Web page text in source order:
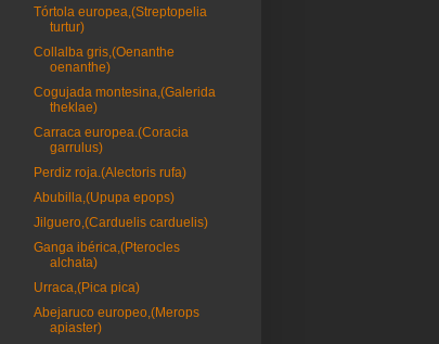
Tórtola europea,(Streptopelia
turtur)
Collalba gris,(Oenanthe
oenanthe)
Cogujada montesina,(Galerida
theklae)
Carraca europea.(Coracia
garrulus)
Perdiz roja.(Alectoris rufa)
Abubilla,(Upupa epops)
Jilguero,(Carduelis carduelis)
Ganga ibérica,(Pterocles
alchata)
Urraca,(Pica pica)
Abejaruco europeo,(Merops
apiaster)